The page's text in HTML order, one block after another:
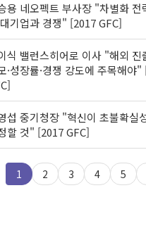
용 네오펙트 부사장 "차별화 전
기업과 경쟁" [2017 GFC]
식 밸런스히어로 이사 "해외 진
·성장률·경쟁 강도에 주목해야
섭 중기청장 "혁신이 초불확실
할 것" [2017 GFC]
1 2 3 4 5